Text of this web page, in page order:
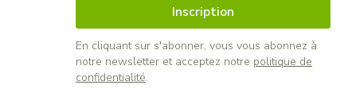
Inscription
En cliquant sur s'abonner, vous vous abonnez à
notre newsletter et acceptez notre politique de
confidentialité.